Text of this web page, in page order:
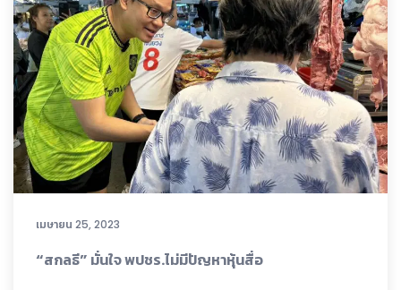
เมษายน 25, 2023
“สกลธี” มั่นใจ พปชร.ไม่มีปัญหาหุ้นสื่อ